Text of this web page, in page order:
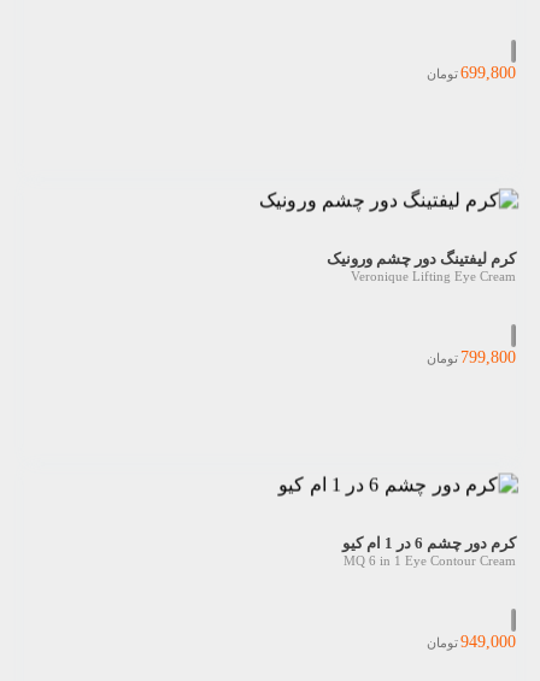
699,800تومان
کرم لیفتینگ دور چشم ورونیک
Veronique Lifting Eye Cream
799,800 تومان
کرم دور چشم 6 در 1 ام کیو
MQ 6 in 1 Eye Contour Cream
949,000تومان